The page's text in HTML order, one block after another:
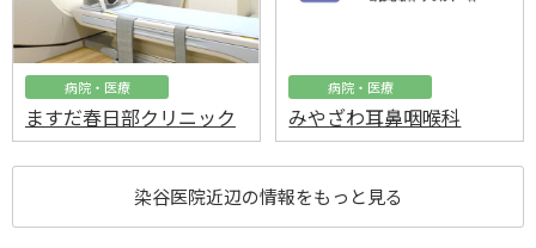
病院・医療
ますだ春日部クリニック
病院・医療
みやざわ耳鼻咽喉科
染谷医院近辺の情報をもっと見る